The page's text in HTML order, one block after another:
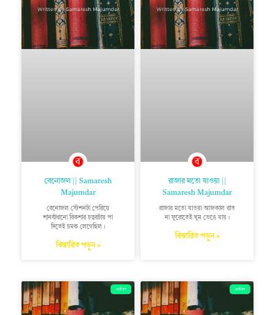
বেনোজল || Samaresh
Majumdar
বেনোজল স্টেশনটা পেরিয়ে
শানবাঁধানো রিকশার চত্বরটায় পা
দিতেই চমক লেগেছিল।
বিস্তারিত পড়ুন »
রাজার মতো যাওয়া ||
Samaresh Majumdar
রাজার মতো যাওয়া আজকাল রাত
না ফুরোতেই ঘুম ভেঙে যায়।
বিস্তারিত পড়ুন »
ছোটগল্প ছোটগল্প